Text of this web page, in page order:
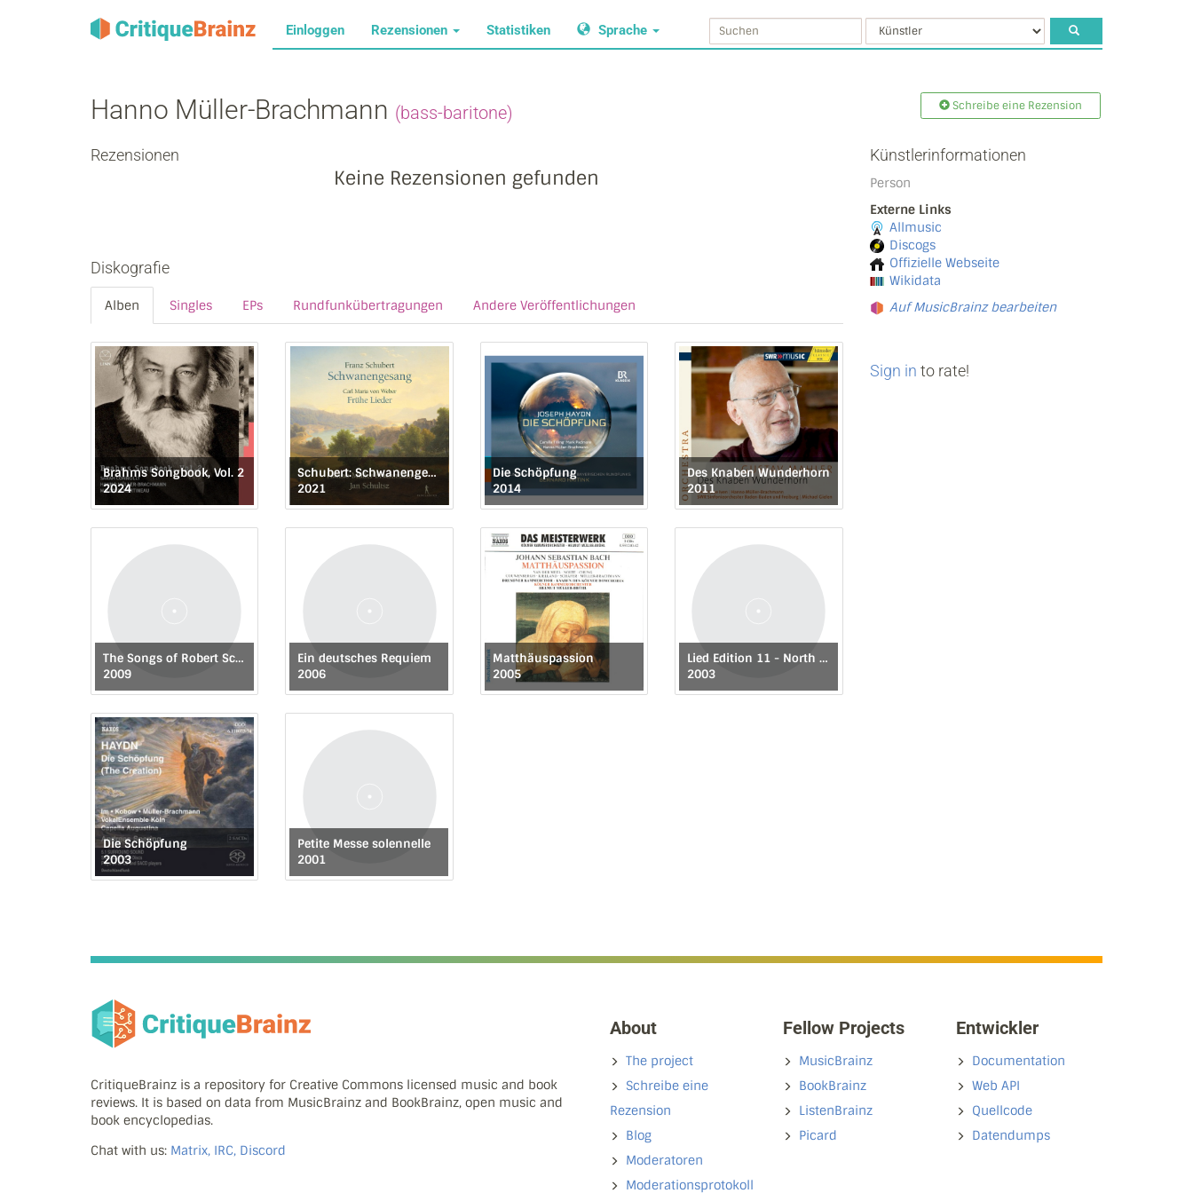
Einloggen Rezensionen Statistiken Sprache
Hanno Müller‐Brachmann (bass-baritone) Schreibe eine Rezension
Rezensionen
Keine Rezensionen gefunden
Diskografie
Alben Singles EPs Rundfunkübertragungen Andere Veröffentlichungen
Brahms Songbook, Vol. 2
2024
Schubert: Schwanengesang / Weber: Frühe Lieder
2021
Die Schöpfung
2014
Des Knaben Wunderhorn
2011
The Songs of Robert Schumann - 11
2009
Ein deutsches Requiem
2006
Matthäuspassion
2005
Lied Edition 11 - North German Poets
2003
Die Schöpfung
2003
Petite Messe solennelle
2001
Künstlerinformationen
Person
Externe Links
Allmusic
Discogs
Offizielle Webseite
Wikidata
Auf MusicBrainz bearbeiten
Sign in to rate!
CritiqueBrainz is a repository for Creative Commons licensed music and book
reviews. It is based on data from MusicBrainz and BookBrainz, open music and
book encyclopedias.
Chat with us: Matrix, IRC, Discord
About
The project
Schreibe eine
Rezension
Blog
Moderatoren
Moderationsprotokoll
Fellow Projects
MusicBrainz
BookBrainz
ListenBrainz
Picard
Entwickler
Documentation
Web API
Quellcode
Datendumps